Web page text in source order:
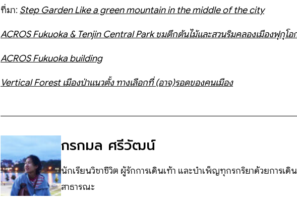
ที่มา: Step Garden Like a green mountain in the middle of the city
ACROS Fukuoka & Tenjin Central Park ชมตึกต้นไม้และสวนริมคลองเมืองฟุกุโอ
ACROS Fukuoka building
Vertical Forest เมืองป่าแนวตั้ง ทางเลือกที่ (อาจ)รอดของคนเมือง
กรกมล ศรีวัฒน์
นักเรียนวิชาชีวิต ผู้รักการเดินเท้า และบำเพ็ญทุกรกริยาด้วยการเดิ
สาธารณะ